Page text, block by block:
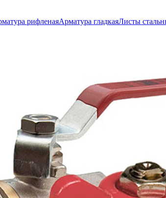
рифленаяАрматура гладкаяЛисты